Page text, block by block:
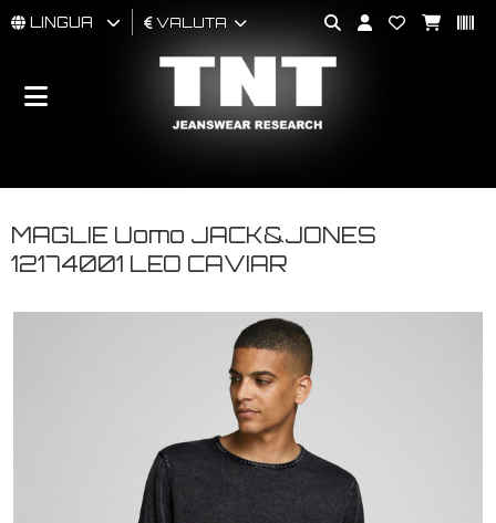
UOMO
BRAND
LINGUA VALUTA
MAGLIE Uomo JACK&JONES
12174001 LEO CAVIAR